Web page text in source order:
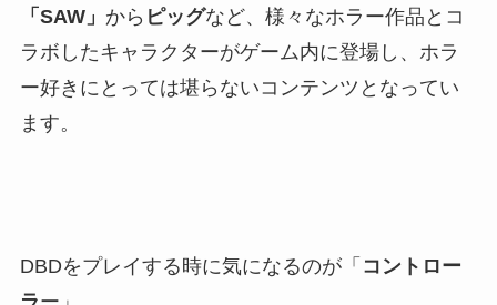
「SAW」 から ピッグなど、様々なホラー作品とコ
ラボしたキャラクターがゲーム内に登場し、ホラ
ー好きにとっては堪らないコンテンツとなってい
ます。
DBDをプレイする時に気になるのが「 コントロー